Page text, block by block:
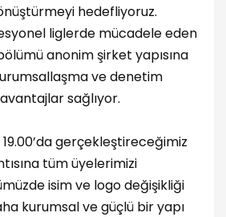
hedefliyoruz.
liglerde mücadele eden
anonim şirket yapısına
ve denetim
sağlıyor.
gerçekleştireceğimiz
tüm üyelerimizi
isim ve logo değişikliği
kurumsal ve güçlü bir yapı